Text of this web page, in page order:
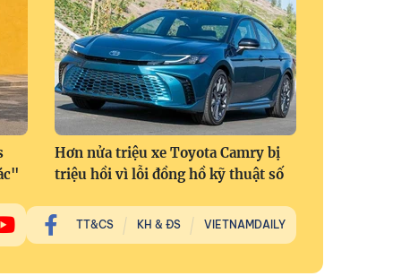
Hơn nửa triệu xe Toyota Camry bị
triệu hồi vì lỗi đồng hồ kỹ thuật số
TT&CS KH & ĐS VIETNAMDAILY